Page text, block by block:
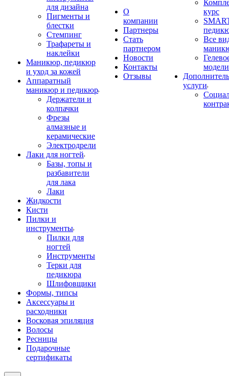
для дизайна
Пигменты и
блестки
Стемпинг
Трафареты и
наклейки
Маникюр, педикюр
и уход за кожей
Аппаратный
маникюр и педикюр
Держатели и
колпачки
Фрезы
алмазные и
керамические
Электродрели
Лаки для ногтей
Базы, топы и
разбавители
для лака
Лаки
Жидкости
Кисти
Пилки и
инструменты
Пилки для
ногтей
Инструменты
Терки для
педикюра
Шлифовщики
Формы, типсы
Аксессуары и
расходники
Восковая эпиляция
Волосы
Ресницы
Подарочные
сертификаты
О
компании
Партнеры
Стать
партнером
Новости
Контакты
Отзывы
курс
Все
услуги